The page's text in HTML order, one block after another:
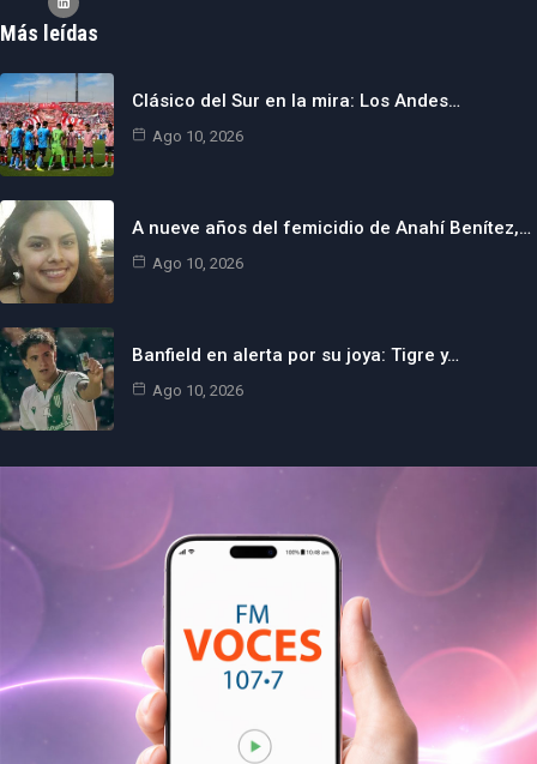
Más leídas
Clásico del Sur en la mira: Los Andes…
Ago 10, 2026
A nueve años del femicidio de Anahí Benítez,…
Ago 10, 2026
Banfield en alerta por su joya: Tigre y…
Ago 10, 2026